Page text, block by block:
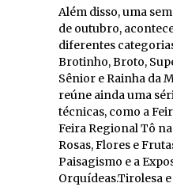
Além disso, uma
de outubro,
diferentes
Brotinho, Broto,
Sênior e Rainha da
reúne ainda uma
técnicas, como a
Feira Regional Tô
Rosas, Flores e
Paisagismo e a
Orquídeas.Tirolesa